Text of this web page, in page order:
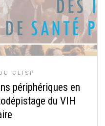
CLISP
périphériques en
du VIH